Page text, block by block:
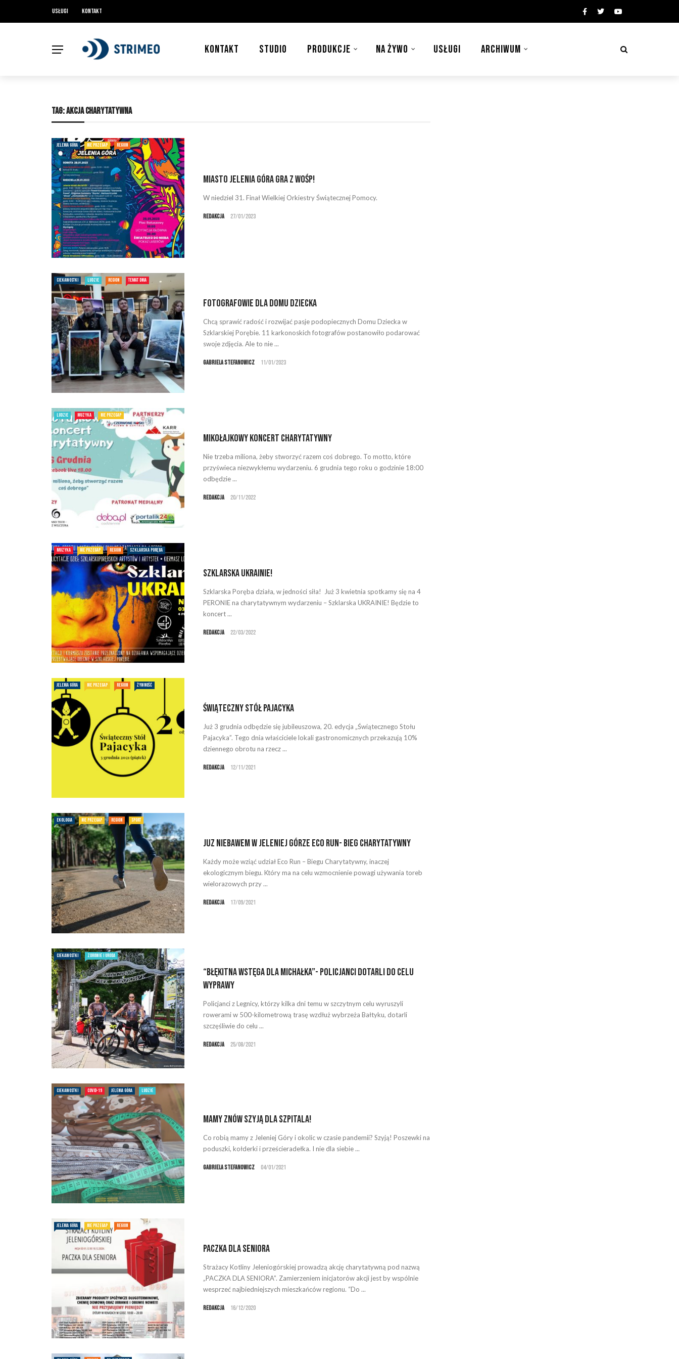
Usługi Kontakt
KONTAKT STUDIO PRODUKCJE NA ŻYWO USŁUGI ARCHIWUM
TAG:AKCJA CHARYTATYWNA
JELENIA GÓRA NIE PRZEGAP REGION
Miasto Jelenia Góra gra z WOŚP!
W niedziel 31. Finał Wielkiej Orkiestry Świątecznej Pomocy.
Redakcja 27/01/2023
CIEKAWOSTKI LUDZIE REGION TEMAT DNIA
Fotografowie dla Domu Dziecka
Chcą sprawić radość i rozwijać pasje podopiecznych Domu Dziecka w
Szklarskiej Porębie. 11 karkonoskich fotografów postanowiło podarować
swoje zdjęcia. Ale to nie ...
Gabriela Stefanowicz 11/01/2023
LUDZIE MUZYKA NIE PRZEGAP
Mikołajkowy Koncert Charytatywny
Nie trzeba miliona, żeby stworzyć razem coś dobrego. To motto, które
przyświeca niezwykłemu wydarzeniu. 6 grudnia tego roku o godzinie 18:00
odbędzie ...
Redakcja 20/11/2022
MUZYKA NIE PRZEGAP REGION SZKLARSKA PORĘBA
Szklarska UKRAINIE!
Szklarska Poręba działa, w jedności siła! Już 3 kwietnia spotkamy się na 4
PERONIE na charytatywnym wydarzeniu – Szklarska UKRAINIE! Będzie to
koncert ...
Redakcja 22/03/2022
JELENIA GÓRA NIE PRZEGAP REGION ŻYWNOŚĆ
Świąteczny Stół Pajacyka
Już 3 grudnia odbędzie się jubileuszowa, 20. edycja „Świątecznego Stołu
Pajacyka”. Tego dnia właściciele lokali gastronomicznych przekazują 10%
dziennego obrotu na rzecz ...
Redakcja 12/11/2021
EKOLOGIA NIE PRZEGAP REGION SPORT
Juz niebawem w Jeleniej Górze Eco Run- Bieg Charytatywny
Każdy może wziąć udział Eco Run – Biegu Charytatywny, inaczej
ekologicznym biegu. Który ma na celu wzmocnienie powagi używania toreb
wielorazowych przy ...
Redakcja 17/09/2021
CIEKAWOSTKI ZDROWIE I URODA
“Błękitna Wstęga dla Michałka”- policjanci dotarli do celu
wyprawy
Policjanci z Legnicy, którzy kilka dni temu w szczytnym celu wyruszyli
rowerami w 500-kilometrową trasę wzdłuż wybrzeża Bałtyku, dotarli
szczęśliwie do celu ...
Redakcja 25/08/2021
CIEKAWOSTKI COVID-19 JELENIA GÓRA LUDZIE
Mamy znów szyją dla szpitala!
Co robią mamy z Jeleniej Góry i okolic w czasie pandemii? Szyją! Poszewki na
poduszki, kołderki i prześcieradełka. I nie dla siebie ...
Gabriela Stefanowicz 04/01/2021
JELENIA GÓRA NIE PRZEGAP REGION
Paczka dla Seniora
Strażacy Kotliny Jeleniogórskiej prowadzą akcję charytatywną pod nazwą
„PACZKA DLA SENIORA”. Zamierzeniem inicjatorów akcji jest by wspólnie
wesprzeć najbiedniejszych mieszkańców regionu. “Do ...
Redakcja 16/12/2020